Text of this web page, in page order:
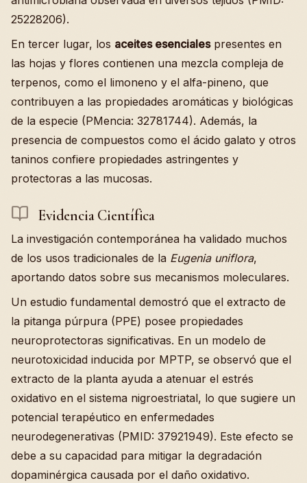
25228206).
En tercer lugar, los aceites esencialespresentes en
las hojas y flores contienen una mezcla compleja de
terpenos, como el limoneno y el alfa-pineno, que
contribuyen a las propiedades aromáticas y biológicas
de la especie (PMencia: 32781744). Además, la
presencia de compuestos como el ácido galato y otros
taninos confiere propiedades astringentes y
protectoras a las mucosas.
Evidencia Científica
La investigación contemporánea ha validado muchos
de los usos tradicionales de la Eugenia uniflora,
aportando datos sobre sus mecanismos moleculares.
Un estudio fundamental demostró que el extracto de
la pitanga púrpura (PPE) posee propiedades
neuroprotectoras significativas. En un modelo de
neurotoxicidad inducida por MPTP, se observó que el
extracto de la planta ayuda a atenuar el estrés
oxidativo en el sistema nigroestriatal, lo que sugiere un
potencial terapéutico en enfermedades
neurodegenerativas (PMID: 37921949). Este efecto se
debe a su capacidad para mitigar la degradación
dopaminérgica causada por el daño oxidativo.